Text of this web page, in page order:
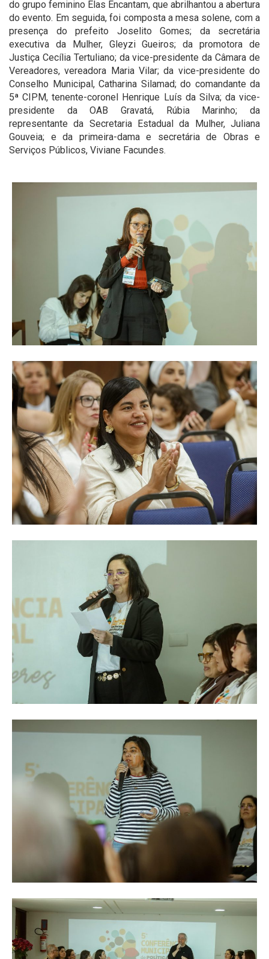
do grupo feminino Elas Encantam, que abrilhantou a abertura
do evento. Em seguida, foi composta a mesa solene, com a
presença do prefeito Joselito Gomes; da secretária
executiva da Mulher, Gleyzi Gueiros; da promotora de
Justiça Cecília Tertuliano; da vice-presidente da Câmara de
Vereadores, vereadora Maria Vilar; da vice-presidente do
Conselho Municipal, Catharina Silamad; do comandante da
5ª CIPM, tenente-coronel Henrique Luís da Silva; da vice-
presidente da OAB Gravatá, Rúbia Marinho; da
representante da Secretaria Estadual da Mulher, Juliana
Gouveia; e da primeira-dama e secretária de Obras e
Serviços Públicos, Viviane Facundes.